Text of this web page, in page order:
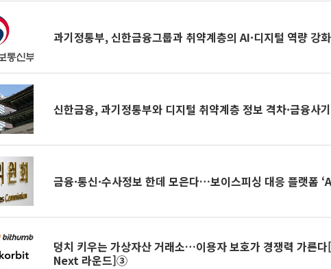
과기정통부, 신한금융그룹과 취약계층의 AI·디지털 역량 강
신한금융, 과기정통부와 디지털 취약계층 정보 격차·금융사
금융·통신·수사정보 한데 모은다…보이스피싱 대응 플랫폼
덩치 키우는 가상자산 거래소…이용자 보호가 경쟁력 가른
Next 라운드]③